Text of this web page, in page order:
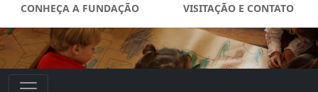
CONHEÇA A FUNDAÇÃO VISITAÇÃO E CONTATO